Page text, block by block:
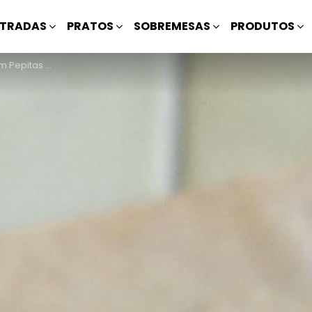
PRATOS SOBREMESAS PRODUTOS
da Sara